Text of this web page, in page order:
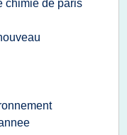
chimie de paris